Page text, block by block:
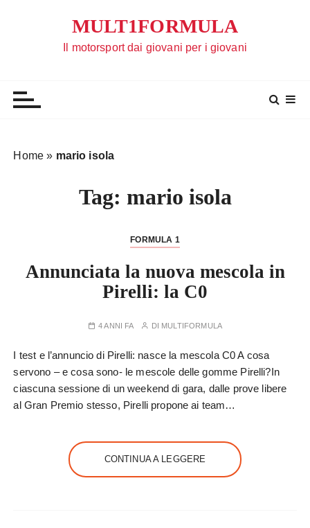
MULT1FORMULA
Il motorsport dai giovani per i giovani
Home » mario isola
Tag: mario isola
FORMULA 1
Annunciata la nuova mescola in
Pirelli: la C0
4 ANNI FA DI MULTIFORMULA
I test e l’annuncio di Pirelli: nasce la mescola C0 A cosa
servono – e cosa sono- le mescole delle gomme Pirelli?In
ciascuna sessione di un weekend di gara, dalle prove libere
al Gran Premio stesso, Pirelli propone ai team…
CONTINUA A LEGGERE